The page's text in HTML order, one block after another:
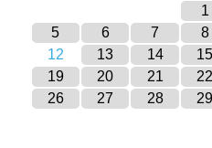
1
5
6 7 8
12
13 14 15
19
20 21 22
26
27 28 29